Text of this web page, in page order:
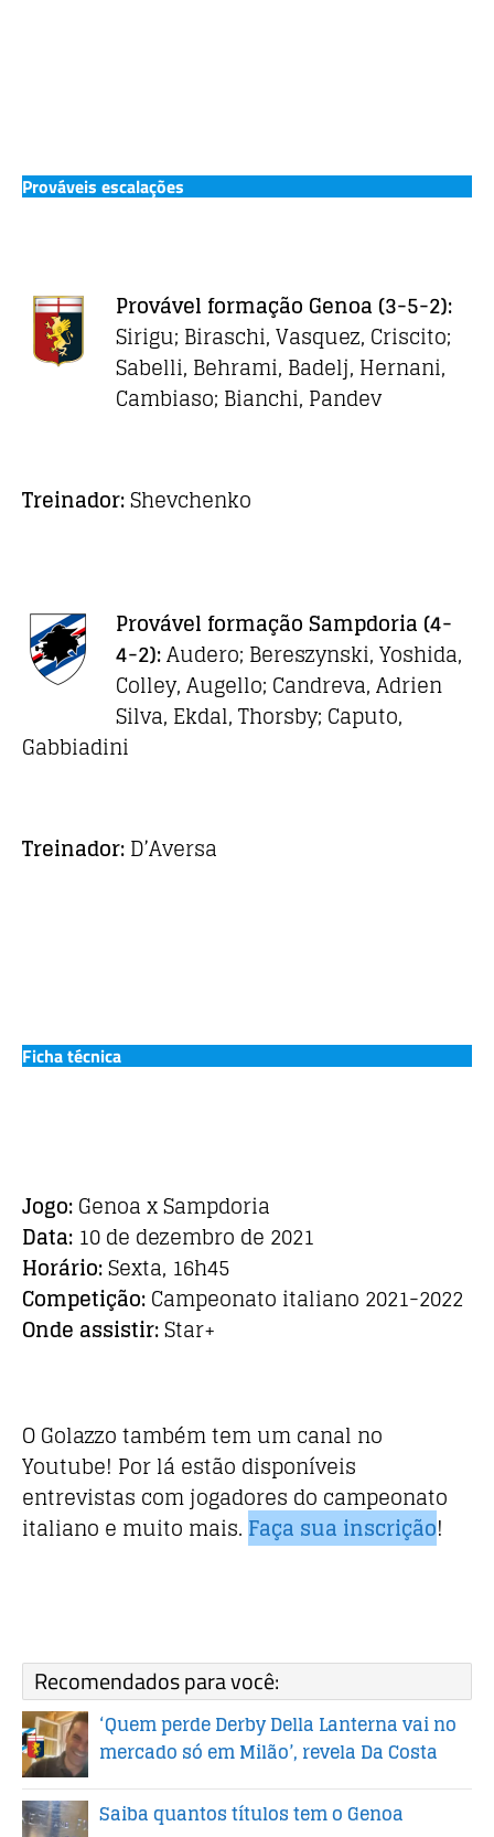
Prováveis escalações
Provável formação Genoa (3-5-2):
Sirigu; Biraschi, Vasquez, Criscito;
Sabelli, Behrami, Badelj, Hernani,
Cambiaso; Bianchi, Pandev
Treinador:Shevchenko
Provável formaçãoSampdoria (4-
4-2):Audero; Bereszynski, Yoshida,
Colley, Augello; Candreva, Adrien
Silva, Ekdal, Thorsby; Caputo,
Gabbiadini
Treinador:D’Aversa
Ficha técnica
Jogo:Genoa x Sampdoria
Data: 10 de dezembro de 2021
Horário:Sexta, 16h45
Competição:Campeonato italiano 2021-2022
Onde assistir:Star+
O Golazzo também tem um canal no
Youtube! Por lá estão disponíveis
entrevistas com jogadores do campeonato
italiano e muito mais. Faça sua inscrição!
Recomendados para você:
‘Quem perde Derby Della Lanterna vai no
mercado só em Milão’, revela Da Costa
Saiba quantos títulos tem o Genoa